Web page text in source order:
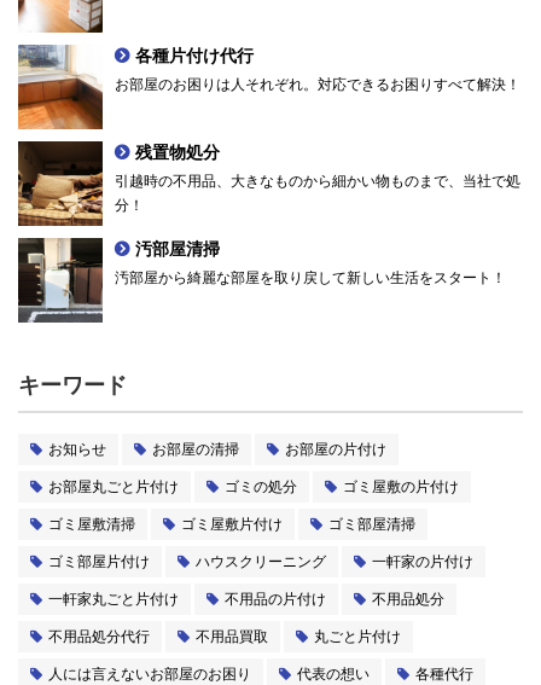
各種片付け代行
お部屋のお困りは人それぞれ。対応できるお困りすべて解決！
残置物処分
引越時の不用品、大きなものから細かい物ものまで、当社で処
分！
汚部屋清掃
汚部屋から綺麗な部屋を取り戻して新しい生活をスタート！
キーワード
お知らせ お部屋の清掃
お部屋の片付け
お部屋丸ごと片付け
ゴミの処分
ゴミ屋敷の片付け
ゴミ屋敷清掃
ゴミ屋敷片付け
ゴミ部屋清掃
ゴミ部屋片付け
ハウスクリーニング
一軒家の片付け
一軒家丸ごと片付け
不用品の片付け
不用品処分
不用品処分代行
不用品買取
丸ごと片付け
人には言えないお部屋のお困り
代表の想い
各種代行